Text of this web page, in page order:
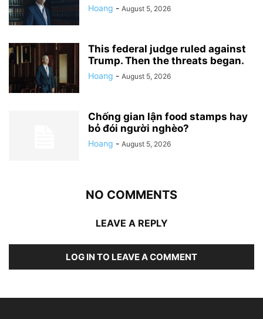
Hoang - August 5, 2026
This federal judge ruled against
Trump. Then the threats began.
Hoang - August 5, 2026
Chống gian lận food stamps hay
bỏ đói người nghèo?
Hoang - August 5, 2026
NO COMMENTS
LEAVE A REPLY
LOG IN TO LEAVE A COMMENT